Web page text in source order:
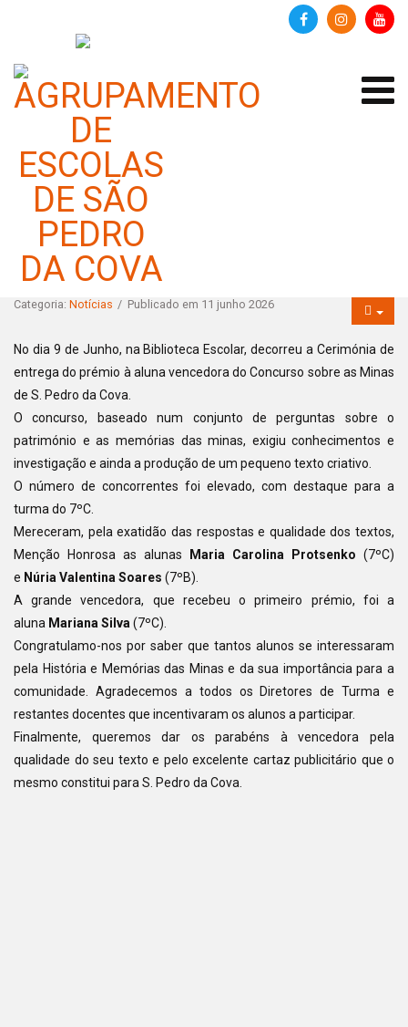
Cerimónia de entrega de
prémios - CONCURSO SOBRE
AS MINAS DE S. PEDRO DA
COVA
Categoria: Notícias Publicado em 11 junho 2026
No dia 9 de Junho, na Biblioteca Escolar, decorreu a Cerimónia de
entrega do prémio à aluna vencedora do Concurso sobre as Minas
de S. Pedro da Cova.
O concurso, baseado num conjunto de perguntas sobre o
património e as memórias das minas, exigiu conhecimentos e
investigação e ainda a produção de um pequeno texto criativo.
O número de concorrentes foi elevado, com destaque para a
turma do 7ºC.
Mereceram, pela exatidão das respostas e qualidade dos textos,
Menção Honrosa as alunas
Maria Carolina Protsenko (7ºC)
e Núria Valentina Soares (7ºB).
A grande vencedora, que recebeu o primeiro prémio, foi a
aluna Mariana Silva (7ºC).
Congratulamo-nos por saber que tantos alunos se interessaram
pela História e Memórias das Minas e da sua importância para a
comunidade. Agradecemos a todos os Diretores de Turma e
restantes docentes que incentivaram os alunos a participar.
Finalmente, queremos dar os parabéns à vencedora pela
qualidade do seu texto e pelo excelente cartaz publicitário que o
mesmo constitui para S. Pedro da Cova.